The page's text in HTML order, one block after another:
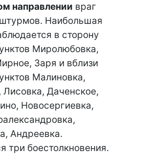
направлении враг
Наибольшая
в сторону
Миролюбовка,
Заря и вблизи
Малиновка,
Лисовка, Даченское,
Новосергиевка,
Андреевка.
три боестолкновения.